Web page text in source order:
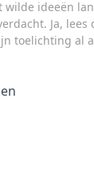
ideeën
Ja, lees
toelichting al